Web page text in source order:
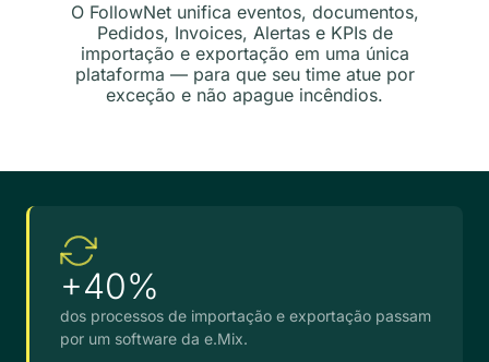
O FollowNet unifica eventos, documentos,
Pedidos, Invoices, Alertas e KPIs de
importação e exportação em uma única
plataforma — para que seu time atue por
exceção e não apague incêndios.
+40%
dos processos de importação e exportação passam
por um software da e.Mix.